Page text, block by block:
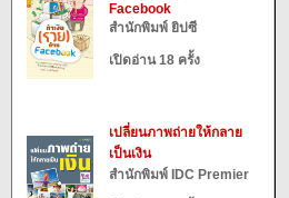
Facebook
สำนักพิมพ์ ยิปซี
เปิดอ่าน 18 ครั้ง
เปลี่ยนภาพถ่ายให้กลาย
เป็นเงิน
สำนักพิมพ์ IDC Premier